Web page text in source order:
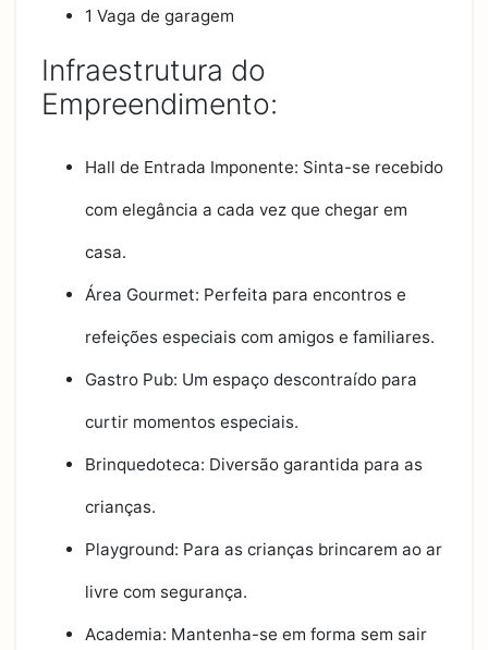
1 Vaga de garagem
Infraestrutura do
Empreendimento:
Hall de Entrada Imponente: Sinta-se recebido
com elegância a cada vez que chegar em
casa.
Área Gourmet: Perfeita para encontros e
refeições especiais com amigos e familiares.
Gastro Pub: Um espaço descontraído para
curtir momentos especiais.
Brinquedoteca: Diversão garantida para as
crianças.
Playground: Para as crianças brincarem ao ar
livre com segurança.
Academia: Mantenha-se em forma sem sair